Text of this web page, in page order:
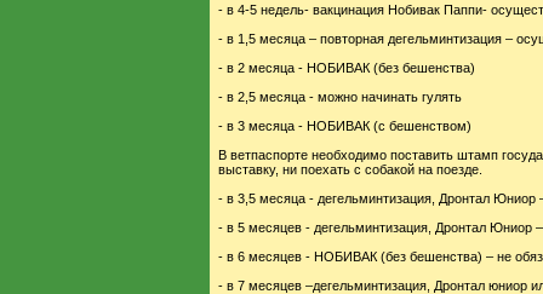
- в 4-5 недель- вакцинация Нобивак Паппи-
- в 1,5 месяца – повторная дегельминтизация –
- в 2 месяца - НОБИВАК (без бешенства)
- в 2,5 месяца - можно начинать гулять
- в 3 месяца - НОБИВАК (с бешенством)
В ветпаспорте необходимо поставить штамп
выставку, ни поехать с собакой на поезде.
- в 3,5 месяца - дегельминтизация, Дронтал Юниор
- в 5 месяцев - дегельминтизация, Дронтал Юниор
- в 6 месяцев - НОБИВАК (без бешенства) – не
- в 7 месяцев –дегельминтизация, Дронтал юниор